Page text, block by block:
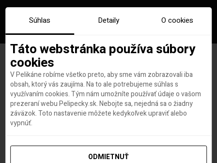
Priame lety z Viedne do
Bangkoku sú späť! Rezervuj s
5*EVA Air od 599€
Súhlas Detaily O cookies
Táto webstránka používa súbory
cookies
V Pelikáne robíme všetko preto, aby sme vám zobrazovali iba
obsah, ktorý vás zaujíma. Na to ale potrebujeme súhlas s
využívaním cookies. Tým nám umožníte používať údaje o vašom
prezeraní webu Pelipecky.sk. Nebojte sa, nejedná sa o žiadny
záväzok. Toto nastavenie môžete kedykoľvek upraviť alebo
vypnúť.
ODMIETNUŤ